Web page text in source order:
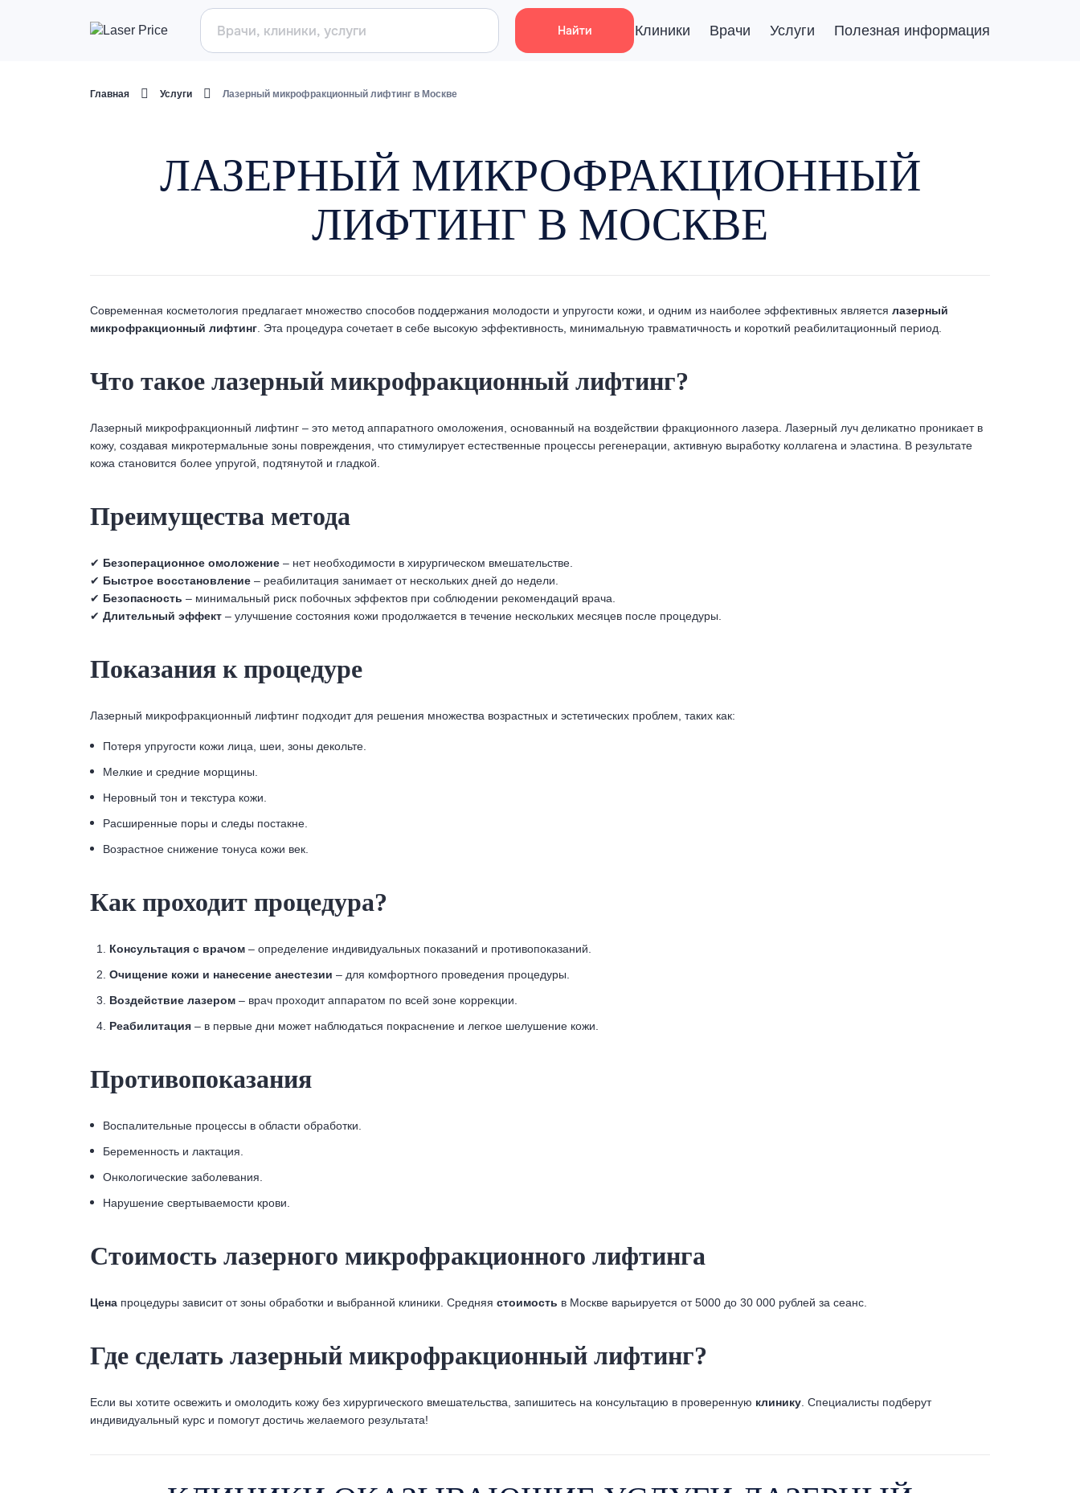
Найти Клиники Врачи Услуги Полезная информация
Главная Услуги Лазерный микрофракционный лифтинг в Москве
ЛАЗЕРНЫЙ МИКРОФРАКЦИОННЫЙ
ЛИФТИНГ В МОСКВЕ
Современная косметология предлагает множество способов поддержания молодости и упругости кожи, и одним из наиболее эффективных является лазерный
микрофракционный лифтинг . Эта процедура сочетает в себе высокую эффективность, минимальную травматичность и короткий реабилитационный период.
Что такое лазерный микрофракционный лифтинг?
Лазерный микрофракционный лифтинг – это метод аппаратного омоложения, основанный на воздействии фракционного лазера. Лазерный луч деликатно проникает в
кожу, создавая микротермальные зоны повреждения, что стимулирует естественные процессы регенерации, активную выработку коллагена и эластина. В результате
кожа становится более упругой, подтянутой и гладкой.
Преимущества метода
✔ Безоперационное омоложение – нет необходимости в хирургическом вмешательстве.
✔ Быстрое восстановление – реабилитация занимает от нескольких дней до недели.
✔ Безопасность – минимальный риск побочных эффектов при соблюдении рекомендаций врача.
✔ Длительный эффект – улучшение состояния кожи продолжается в течение нескольких месяцев после процедуры.
Показания к процедуре
Лазерный микрофракционный лифтинг подходит для решения множества возрастных и эстетических проблем, таких как:
Потеря упругости кожи лица, шеи, зоны декольте.
Мелкие и средние морщины.
Неровный тон и текстура кожи.
Расширенные поры и следы постакне.
Возрастное снижение тонуса кожи век.
Как проходит процедура?
Консультация с врачом – определение индивидуальных показаний и противопоказаний.
Очищение кожи и нанесение анестезии – для комфортного проведения процедуры.
Воздействие лазером – врач проходит аппаратом по всей зоне коррекции.
Реабилитация – в первые дни может наблюдаться покраснение и легкое шелушение кожи.
Противопоказания
Воспалительные процессы в области обработки.
Беременность и лактация.
Онкологические заболевания.
Нарушение свертываемости крови.
Стоимость лазерного микрофракционного лифтинга
Цена процедуры зависит от зоны обработки и выбранной клиники. Средняя стоимость в Москве варьируется от 5000 до 30 000 рублей за сеанс.
Где сделать лазерный микрофракционный лифтинг?
Если вы хотите освежить и омолодить кожу без хирургического вмешательства, запишитесь на консультацию в проверенную клинику . Специалисты подберут
индивидуальный курс и помогут достичь желаемого результата!